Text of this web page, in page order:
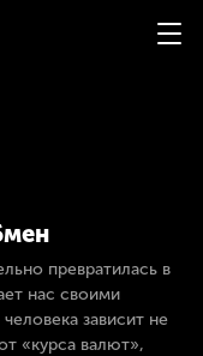
превратилась в
нас своими
зависит не
«курса валют»,